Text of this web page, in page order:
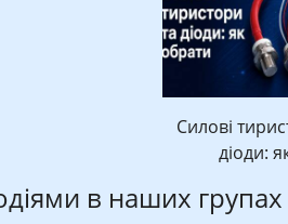
Силові
діоди:
в наших групах